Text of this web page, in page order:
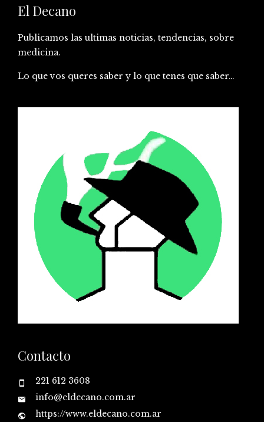
El Decano
Publicamos las ultimas noticias, tendencias, sobre
medicina.
Lo que vos queres saber y lo que tenes que saber…
Contacto
221 612 3608
info@eldecano.com.ar
https://www.eldecano.com.ar